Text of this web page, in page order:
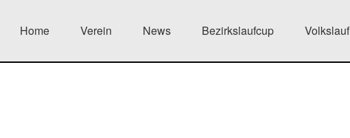
Home Verein News Bezirkslaufcup Volkslauf